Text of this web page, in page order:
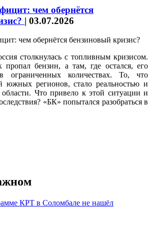
чем обернётся
| 03.07.2026
столкнулась с топливным кризисом.
пропал бензин, а там, где остался, его
ограниченных количествах. То, что
южных регионов, стало реальностью и
области. Что привело к этой ситуации и
«БК» попытался разобраться в